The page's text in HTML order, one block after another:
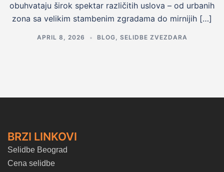
obuhvataju širok spektar različitih uslova – od urbanih
zona sa velikim stambenim zgradama do mirnijih […]
APRIL 8, 2026 BLOG, SELIDBE ZVEZDARA
BRZI LINKOVI
Selidbe Beograd
Cena selidbe